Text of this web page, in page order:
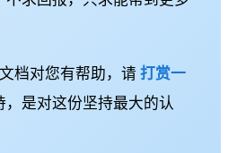
档对您有帮助，请 打赏一
是对这份坚持最大的认